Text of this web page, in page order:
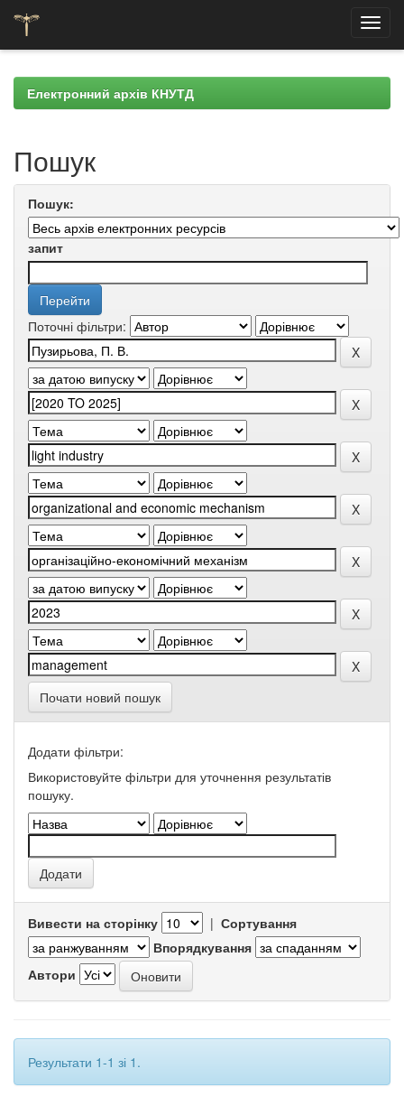
navigationЕлектронний архів КНУТД
Пошук
Пошук:
запит
Поточні фільтри:
Почати новий пошук
Додати фільтри:
Використовуйте фільтри для уточнення результатів
пошуку.
Вивести на сторінку | Сортування
Впорядкування
Автори
Результати 1-1 зі 1.